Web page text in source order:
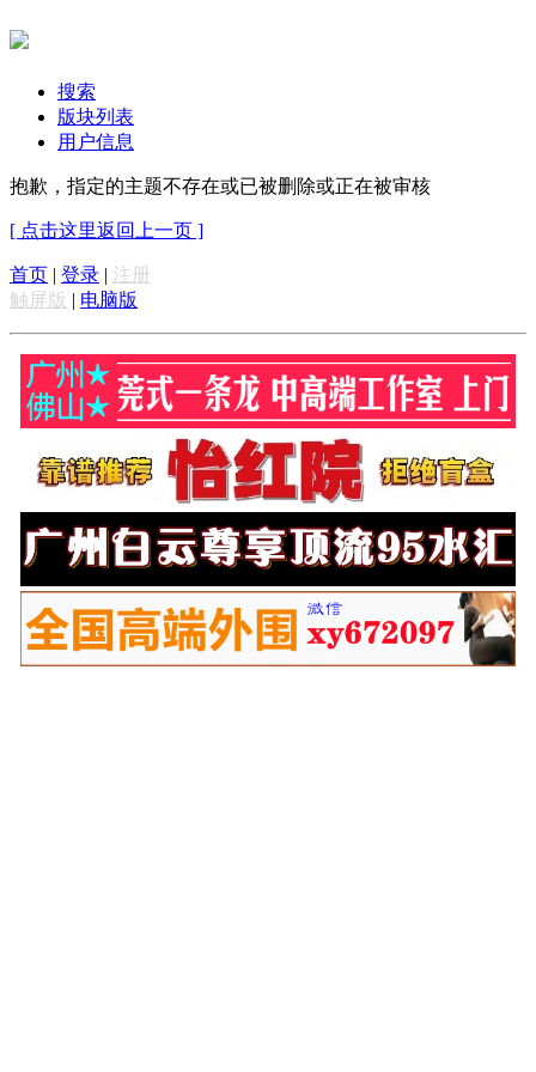
搜索
版块列表
用户信息
抱歉，指定的主题不存在或已被删除或正在被审核
[ 点击这里返回上一页 ]
首页 | 登录 | 注册
触屏版 | 电脑版